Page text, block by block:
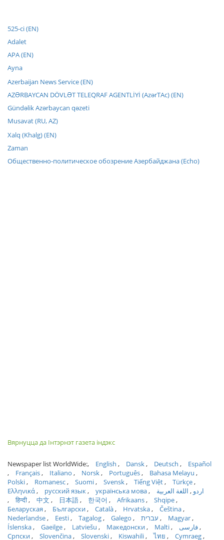
525-ci (EN)
Adalet
APA (EN)
Ayna
Azerbaijan News Service (EN)
AZƏRBAYCAN DÖVLƏT TELEQRAF AGENTLİYİ (AzərTAc) (EN)
Gündəlik Azərbaycan qəzeti
Musavat (RU, AZ)
Xalq (Khalg) (EN)
Zaman
Общественно-политическое обозрение Азербайджана (Echo)
Вярнуцца да Інтэрнэт газета індэкс
Newspaper list WorldWide: English Dansk Deutsch
Español
Français
Italiano Norsk Português
Bahasa Melayu
Polski
Romanesc Suomi Svensk Tiếng Việt
Türkçe
Ελληνικά
русский язык українська мова اردو
اللغة العربية
हिन्दी
中文 日本語 한국어 Afrikaans
Shqipe
Беларуская
Български Català Hrvatska
Čeština
Nederlandse
Eesti Tagalog Galego עברית
Magyar
Íslenska
Gaeilge Latviešu Македонски Malti
فارسی
Српски
Slovenčina Slovenski Kiswahili ไทย Cymraeg